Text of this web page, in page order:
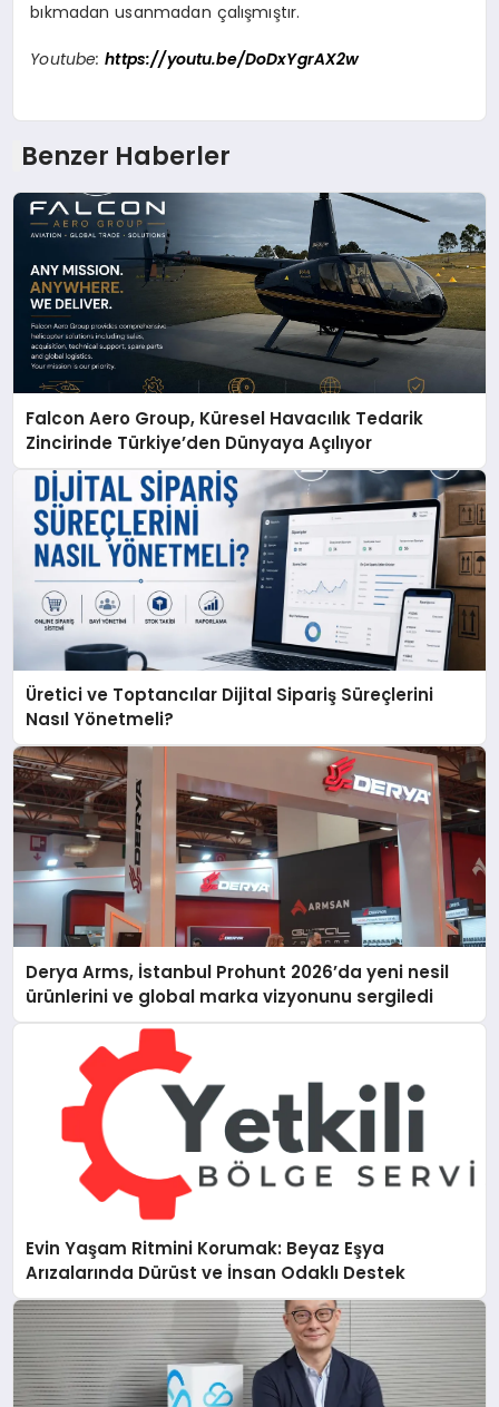
bıkmadan usanmadan çalışmıştır.
Youtube:https://youtu.be/DoDxYgrAX2w
Benzer Haberler
Falcon Aero Group, Küresel Havacılık Tedarik
Zincirinde Türkiye’den Dünyaya Açılıyor
Üretici ve Toptancılar Dijital Sipariş Süreçlerini
Nasıl Yönetmeli?
Derya Arms, İstanbul Prohunt 2026’da yeni nesil
ürünlerini ve global marka vizyonunu sergiledi
Evin Yaşam Ritmini Korumak: Beyaz Eşya
Arızalarında Dürüst ve İnsan Odaklı Destek